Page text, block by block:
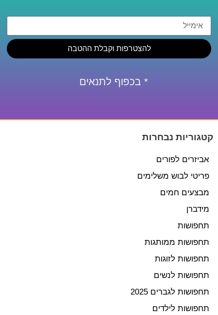
להצטרפות וקבלת ההטבה
* בכפוף לתנאים
קטגוריות נבחרות
אביזרים לפורים
פריטי לבוש משלימים
מבצעים חמים
מידברן
תחפושות
תחפושות ממותגות
תחפושות לזוגות
תחפושות לנשים
תחפושות לגברים 2025
תחפושות לילדים